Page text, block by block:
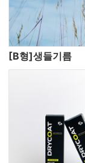
[B형]생들기름